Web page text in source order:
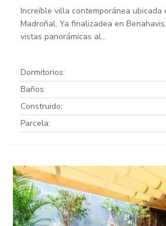
Increíble villa contemporánea ubicada
Madroñal, Ya finalizadea en
vistas panorámicas al...
Dormitorios:
Baños:
Construido:
Parcela: